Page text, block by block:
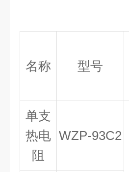
名称 型号
单支
热电
阻
WZP-93C2